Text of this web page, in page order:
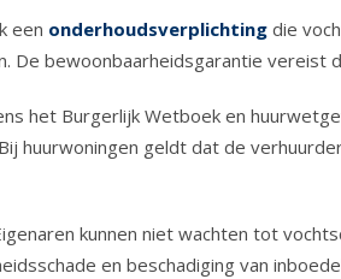
een onderhoudsverplichting die
bewoonbaarheidsgarantie vereist
het Burgerlijk Wetboek en
huurwoningen geldt dat de
kunnen niet wachten tot
en beschadiging van